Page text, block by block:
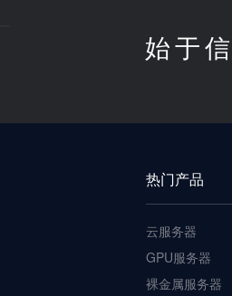
始于
热门产品
云服务器
GPU服务器
裸金属服务器